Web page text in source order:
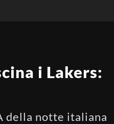
i Lakers:
della notte italiana